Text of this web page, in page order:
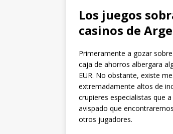
Los juegos
casinos de
Primeramente a gozar
caja de ahorros albergara
EUR. No obstante, existe
extremadamente altos de
crupieres especialistas que
avispado que
otros jugadores.